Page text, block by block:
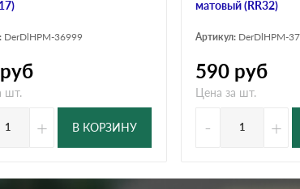
DerDlHPM-36999
шт.
+ В КОРЗИНУ
матовый (RR32)
Артикул: DerDlHPM-
590 руб
Цена за шт.
- +